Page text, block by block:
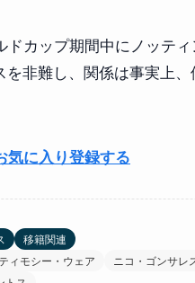
ドカップ期間中にノッテ
非難し、関係は事実上、
に入り登録する
移籍関連
ティモシー・ウェア ニコ・ゴンサレ